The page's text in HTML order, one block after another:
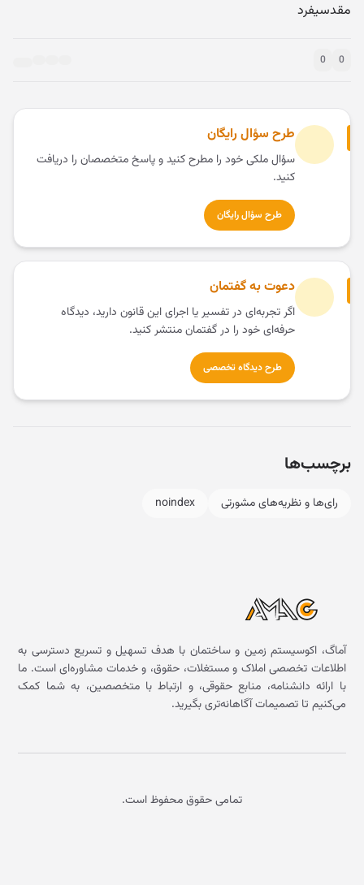
مقدسی‎فرد
0
0
طرح سؤال رایگان
سؤال ملکی خود را مطرح کنید و پاسخ متخصصان را دریافت
کنید.
طرح سؤال رایگان
دعوت به گفتمان
اگر تجربه‌ای در تفسیر یا اجرای این قانون دارید، دیدگاه
حرفه‌ای خود را در گفتمان منتشر کنید.
طرح دیدگاه تخصصی
برچسب‌ها
رای‌ها و نظریه‌های مشورتی noindex
آماگ، اکوسیستم زمین و ساختمان با هدف تسهیل و تسریع دسترسی به
اطلاعات تخصصی املاک و مستغلات، حقوق، و خدمات مشاوره‌ای است. ما
با ارائه دانشنامه، منابع حقوقی، و ارتباط با متخصصین، به شما کمک
می‌کنیم تا تصمیمات آگاهانه‌تری بگیرید.
تمامی حقوق محفوظ است.